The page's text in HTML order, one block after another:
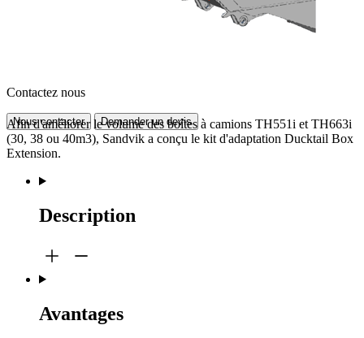
Contactez nous
Nous contacter Demander un devis
Afin d'améliorer le volume des boîtes à camions TH551i et TH663i
(30, 38 ou 40m3), Sandvik a conçu le kit d'adaptation Ducktail Box
Extension.
Description
Avantages